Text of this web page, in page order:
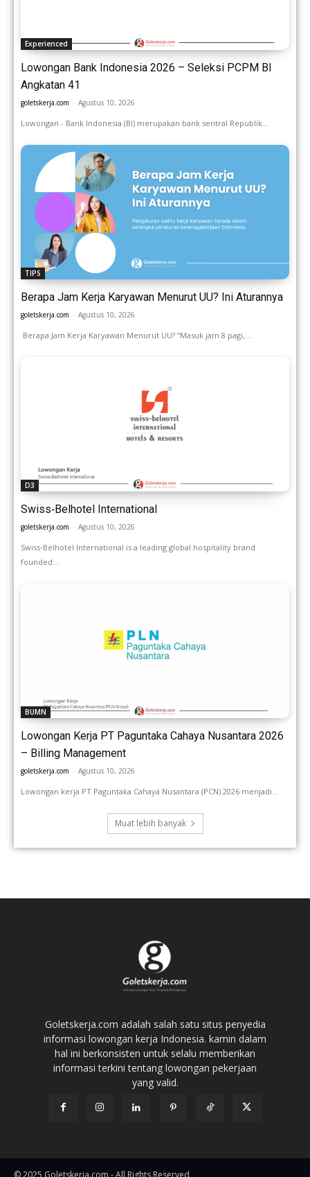
Experienced
Lowongan Bank Indonesia 2026 – Seleksi PCPM BI
Angkatan 41
goletskerja.com - Agustus 10, 2026
Lowongan - Bank Indonesia (BI) merupakan bank sentral Republik...
TIPS
Berapa Jam Kerja Karyawan Menurut UU? Ini Aturannya
goletskerja.com - Agustus 10, 2026
Berapa Jam Kerja Karyawan Menurut UU? “Masuk jam 8 pagi,...
D3
Swiss‑Belhotel International
goletskerja.com - Agustus 10, 2026
Swiss‑Belhotel International is a leading global hospitality brand
founded...
BUMN
Lowongan Kerja PT Paguntaka Cahaya Nusantara 2026
– Billing Management
goletskerja.com - Agustus 10, 2026
Lowongan kerja PT Paguntaka Cahaya Nusantara (PCN) 2026 menjadi...
Muat lebih banyak
Goletskerja.com adalah salah satu situs penyedia
informasi lowongan kerja Indonesia. kamin dalam
hal ini berkonsisten untuk selalu memberikan
informasi terkini tentang lowongan pekerjaan
yang valid.